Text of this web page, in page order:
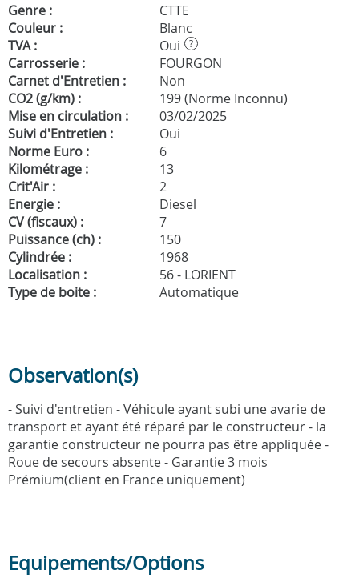
Genre :
CTTE
Couleur :
Blanc
TVA :
Oui ?
Carrosserie :
FOURGON
Carnet d'Entretien :
Non
CO2 (g/km) :
199 (Norme Inconnu)
Mise en circulation :
03/02/2025
Suivi d'Entretien :
Oui
Norme Euro :
6
Kilométrage :
13
Crit'Air :
2
Energie :
Diesel
CV (fiscaux) :
7
Puissance (ch) :
150
Cylindrée :
1968
Localisation :
56 - LORIENT
Type de boite :
Automatique
Observation(s)
- Suivi d'entretien - Véhicule ayant subi une avarie de
transport et ayant été réparé par le constructeur - la
garantie constructeur ne pourra pas être appliquée -
Roue de secours absente - Garantie 3 mois
Prémium(client en France uniquement)
Equipements/Options